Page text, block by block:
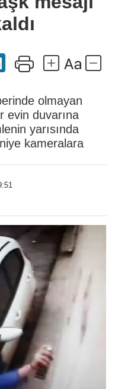
olmayan
evin duvarına
yarısında
kameralara